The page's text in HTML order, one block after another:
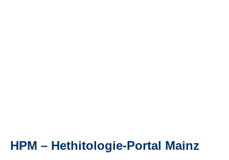
HPM – Hethitologie-Portal Mainz